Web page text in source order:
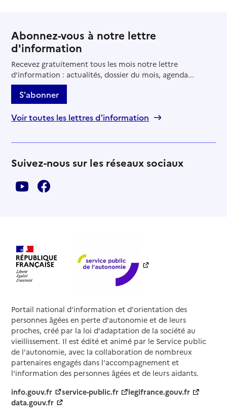
Abonnez-vous à notre lettre
d'information
Recevez gratuitement tous les mois notre lettre
d'information : actualités, dossier du mois, agenda...
S'abonner
Voir toutes les lettres d'information
Suivez-nous sur les réseaux sociaux
Portail national d'information et d'orientation des
personnes âgées en perte d'autonomie et de leurs
proches, créé par la loi d'adaptation de la société au
vieillissement. Il est édité et animé par le Service public
de l'autonomie, avec la collaboration de nombreux
partenaires engagés dans l'accompagnement et
l'information des personnes âgées et de leurs aidants.
info.gouv.fr
service-public.fr
legifrance.gouv.fr
data.gouv.fr